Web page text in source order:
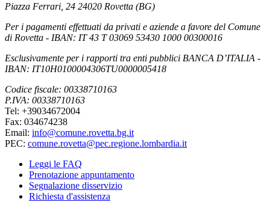
Piazza Ferrari, 24 24020 Rovetta (BG)
Per i pagamenti effettuati da privati e aziende a favore del Comune
di Rovetta - IBAN: IT 43 T 03069 53430 1000 00300016
Esclusivamente per i rapporti tra enti pubblici BANCA D’ITALIA -
IBAN: IT10H0100004306TU0000005418
Codice fiscale: 00338710163
P.IVA: 00338710163
Tel: +39034672004
Fax: 034674238
Email: info@comune.rovetta.bg.it
PEC: comune.rovetta@pec.regione.lombardia.it
Leggi le FAQ
Prenotazione appuntamento
Segnalazione disservizio
Richiesta d'assistenza